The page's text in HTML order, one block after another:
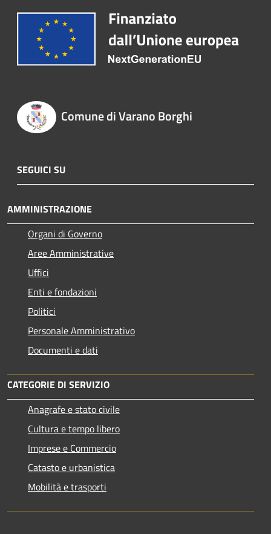
Comune di Varano Borghi
SEGUICI SU
AMMINISTRAZIONE
Organi di Governo
Aree Amministrative
Uffici
Enti e fondazioni
Politici
Personale Amministrativo
Documenti e dati
CATEGORIE DI SERVIZIO
Anagrafe e stato civile
Cultura e tempo libero
Imprese e Commercio
Catasto e urbanistica
Mobilità e trasporti